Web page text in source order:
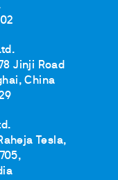
Jinji Road
China
Tesla,